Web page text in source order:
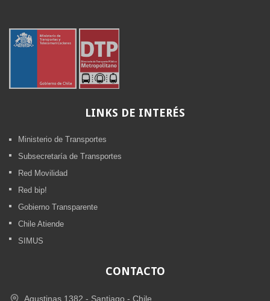
LINKS DE INTERÉS
Ministerio de Transportes
Subsecretaría de Transportes
Red Movilidad
Red bip!
Gobierno Transparente
Chile Atiende
SIMUS
CONTACTO
Agustinas 1382 - Santiago - Chile